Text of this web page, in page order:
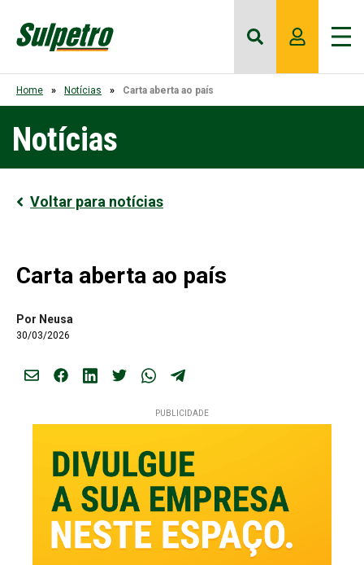
Home Notícias Carta aberta ao país
Notícias
Voltar para notícias
Carta aberta ao país
Por Neusa
30/03/2026
PUBLICIDADE